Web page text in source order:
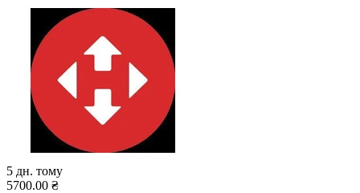
5 дн. тому
5700.00 ₴